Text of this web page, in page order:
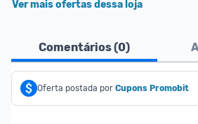
Ver mais ofertas dessa loja
Comentários (0)
Oferta postada por Cupons Promobit